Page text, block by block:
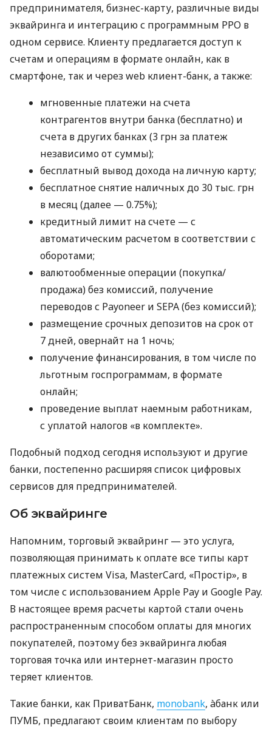
предпринимателя, бизнес-карту, различные виды
эквайринга и интеграцию с программным РРО в
одном сервисе. Клиенту предлагается доступ к
счетам и операциям в формате онлайн, как в
смартфоне, так и через web клиент-банк, а также:
мгновенные платежи на счета
контрагентов внутри банка (бесплатно) и
счета в других банках (3 грн за платеж
независимо от суммы);
бесплатный вывод дохода на личную карту;
бесплатное снятие наличных до 30 тыс. грн
в месяц (далее — 0.75%);
кредитный лимит на счете — с
автоматическим расчетом в соответствии с
оборотами;
валютообменные операции (покупка/
продажа) без комиссий, получение
переводов с Payoneer и SEPA (без комиссий);
размещение срочных депозитов на срок от
7 дней, овернайт на 1 ночь;
получение финансирования, в том числе по
льготным госпрограммам, в формате
онлайн;
проведение выплат наемным работникам,
с уплатой налогов «в комплекте».
Подобный подход сегодня используют и другие
банки, постепенно расширяя список цифровых
сервисов для предпринимателей.
Об эквайринге
Напомним, торговый эквайринг — это услуга,
позволяющая принимать к оплате все типы карт
платежных систем Visa, MasterCard, «Простір», в
том числе с использованием Apple Pay и Google Pay.
В настоящее время расчеты картой стали очень
распространенным способом оплаты для многих
покупателей, поэтому без эквайринга любая
торговая точка или интернет-магазин просто
теряет клиентов.
Такие банки, как ПриватБанк, monobank, àбанк или
ПУМБ, предлагают своим клиентам по выбору